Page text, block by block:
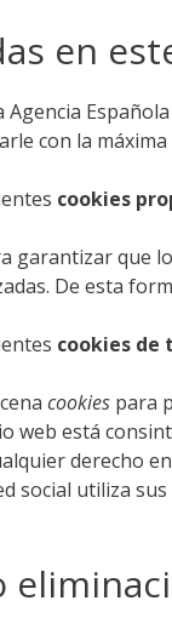
en
con la
cookies
garantizar que
De esta
cookies de
cookies para
web está
derecho
social utiliza